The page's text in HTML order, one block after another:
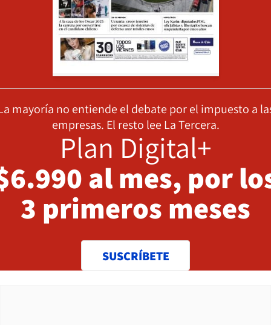
mayoría no entiende el debate por el impuesto a
empresas. El resto lee La Tercera.
Plan Digital+
al mes, por
3 primeros meses
SUSCRÍBETE